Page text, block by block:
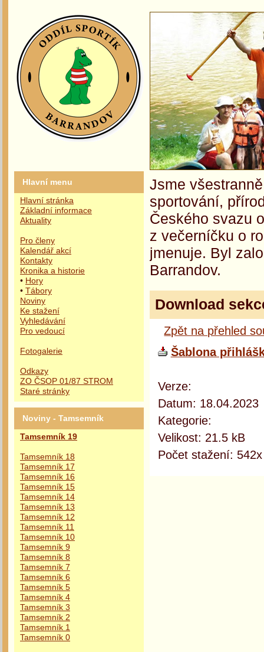
Hlavní menu
Hlavní stránka
Základní informace
Aktuality
Pro členy
Kalendář akcí
Kontakty
Kronika a historie
• Hory
• Tábory
Noviny
Ke stažení
Vyhledávání
Pro vedoucí
Fotogalerie
Odkazy
ZO ČSOP 01/87 STROM
Staré stránky
Noviny - Tamsemník
Tamsemník 19
Tamsemník 18
Tamsemník 17
Tamsemník 16
Tamsemník 15
Tamsemník 14
Tamsemník 13
Tamsemník 12
Tamsemník 11
Tamsemník 10
Tamsemník 9
Tamsemník 8
Tamsemník 7
Tamsemník 6
Tamsemník 5
Tamsemník 4
Tamsemník 3
Tamsemník 2
Tamsemník 1
Tamsemník 0
Jsme
sportování,
Českého svazu
z večerníčku o
jmenuje. Byl
Barrandov.
Download
Zpět na přehled
Šablona
Verze:
Datum: 18.04.2023
Kategorie:
Velikost: 21.5 kB
Počet stažení: 542x